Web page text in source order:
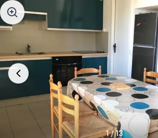
Aller au contenu principal
1/13